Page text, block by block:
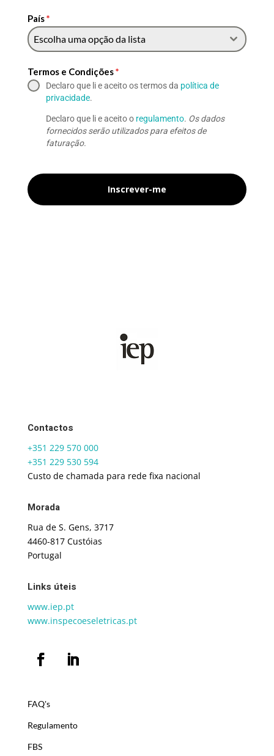
País*
Escolha uma opção da lista
Termos e Condições*
Declaro que li e aceito os termos da política de
privacidade.
Declaro que li e aceito o regulamento. Os dados
fornecidos serão utilizados para efeitos de
faturação.
Inscrever-me
Contactos
+351 229 570 000
+351 229 530 594
Custo de chamada para rede fixa nacional
Morada
Rua de S. Gens, 3717
4460-817 Custóias
Portugal
Links úteis
www.iep.pt
www.inspecoeseletricas.pt
FAQ's
Regulamento
FBS